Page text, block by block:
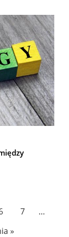
Page
7
…
»